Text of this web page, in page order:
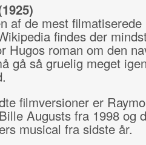
af de mest filmatiserede
findes der
Hugos roman om den
gå så gruelig meget
filmversioner er
Augusts fra 1998 og
musical fra sidste år.